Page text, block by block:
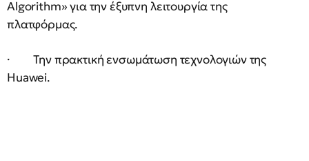
Algorithm» για την έξυπνη λειτουργία της
πλατφόρμας.
· Την πρακτική ενσωμάτωση τεχνολογιών της
Huawei.